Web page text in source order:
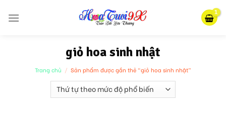
giỏ hoa sinh nhật
Trang chủ / Sản phẩm được gắn thẻ “giỏ hoa sinh nhật”